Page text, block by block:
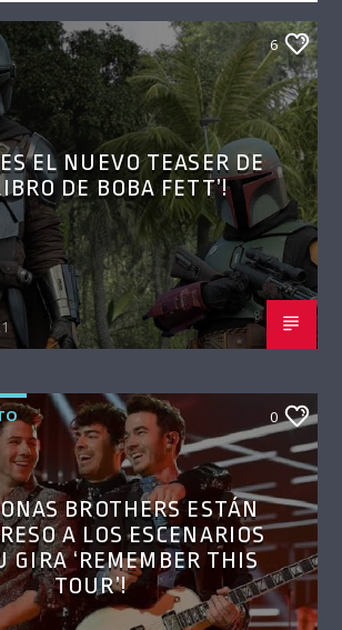
6
EL NUEVO TEASER DE
DE BOBA FETT’!
0
BROTHERS ESTÁN
A LOS ESCENARIOS
GIRA ‘REMEMBER THIS
TOUR’!